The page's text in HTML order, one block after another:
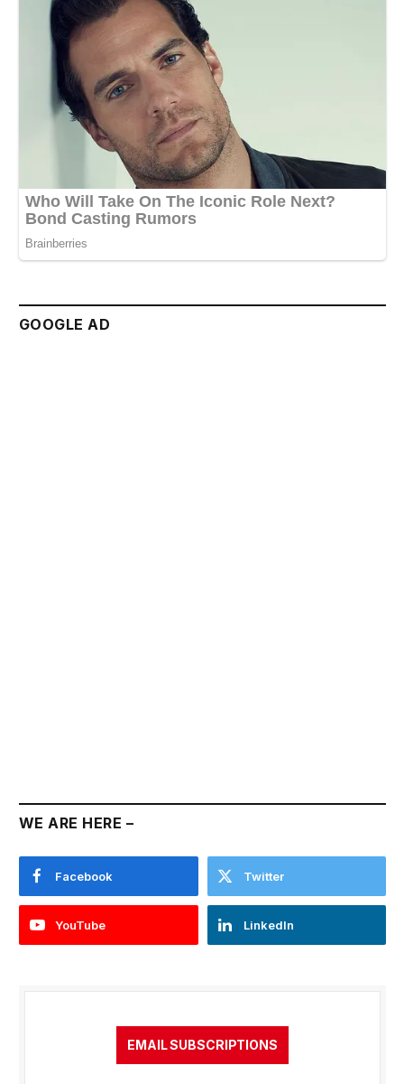
GOOGLE AD
WE ARE HERE –
Facebook Twitter
YouTube LinkedIn
EMAIL SUBSCRIPTIONS